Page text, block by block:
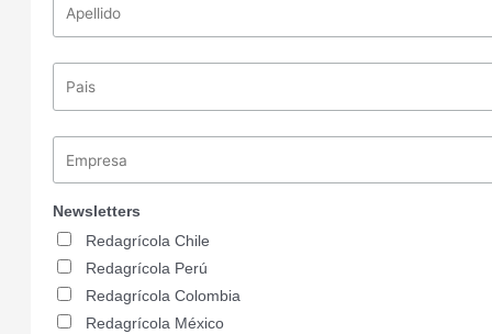
Newsletters
Redagrícola Chile
Redagrícola Perú
Redagrícola Colombia
Redagrícola México